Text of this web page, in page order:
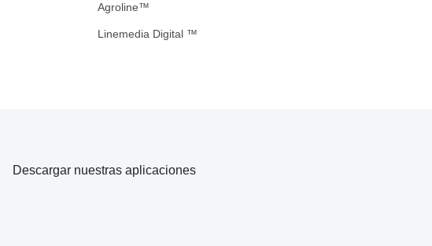
Agroline™
Linemedia Digital ™
Descargar nuestras aplicaciones